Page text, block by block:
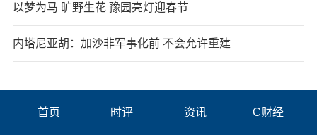
以梦为马 旷野生花 豫园亮灯迎春节
内塔尼亚胡：加沙非军事化前 不会允许重建
首页 时评 资讯 C财经